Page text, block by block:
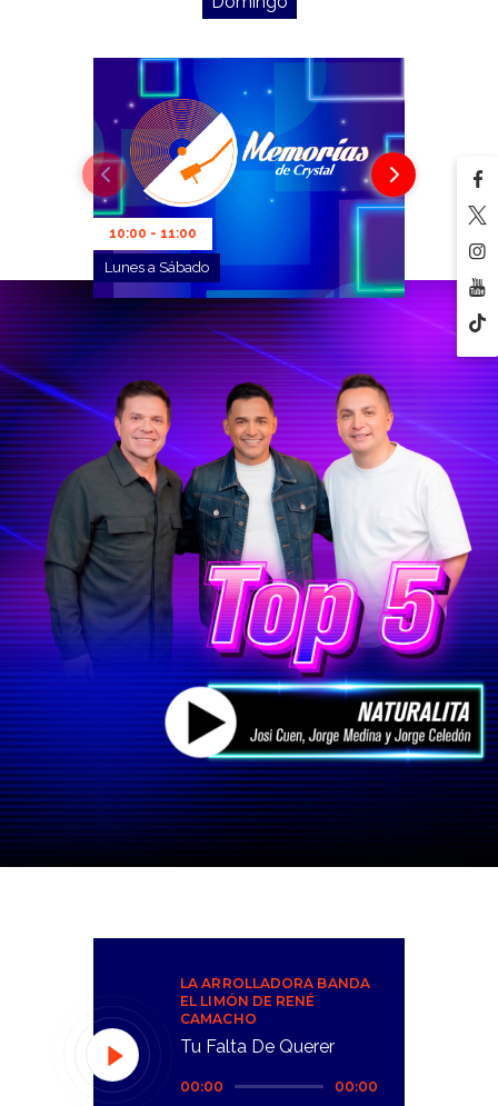
10:00 - 11:00
Lunes a Sábado
LA ARROLLADORA BANDA
EL LIMÓN DE RENÉ
CAMACHO
Tu Falta De Querer
00:00 00:00